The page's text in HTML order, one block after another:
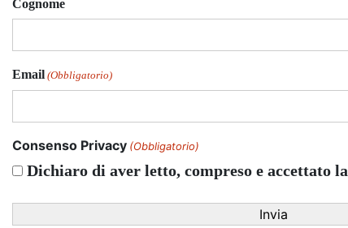
Cognome
Email (Obbligatorio)
Consenso Privacy (Obbligatorio)
Dichiaro di aver letto, compreso e accettato la